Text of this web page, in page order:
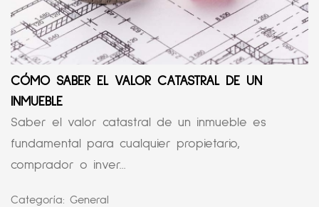
CÓMO SABER EL VALOR CATASTRAL DE UN
INMUEBLE
Saber el valor catastral de un inmueble es
fundamental para cualquier propietario,
comprador o inver...
Categoría: General